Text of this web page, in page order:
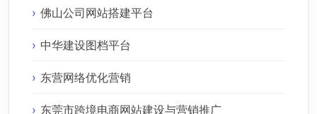
佛山公司网站搭建平台
中华建设图档平台
东营网络优化营销
东莞市跨境电商网站建设与营销推广